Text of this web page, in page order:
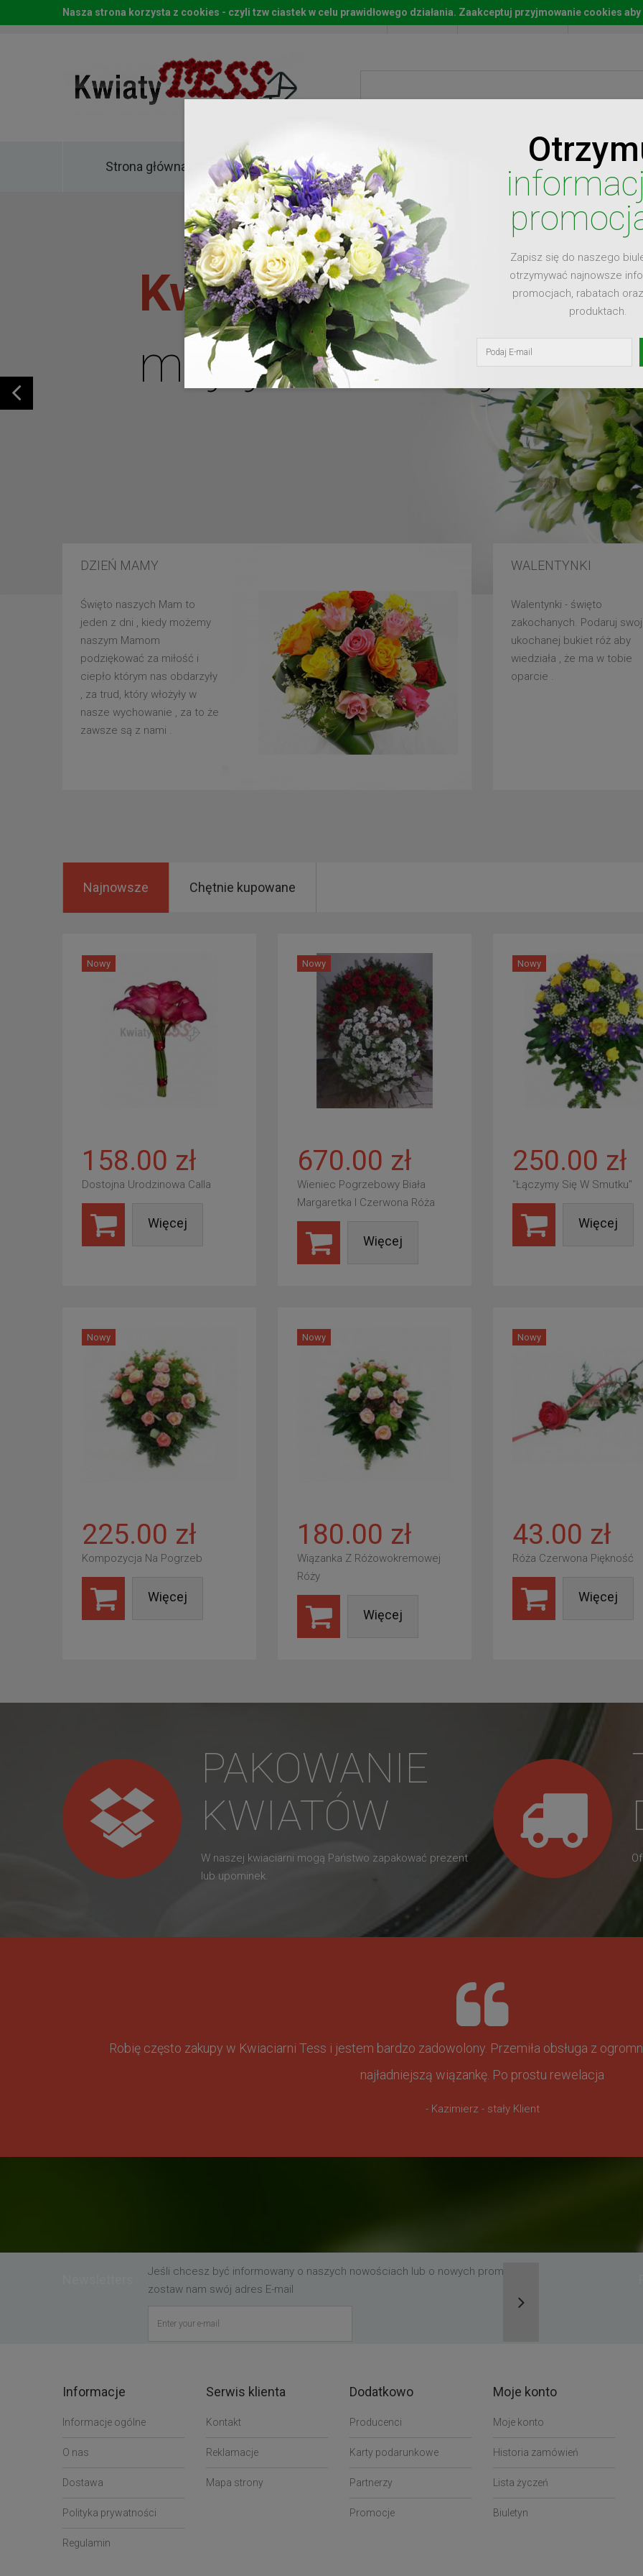
Start Moje konto Lista
Strona główna Kwiaty
Kwiaty dla
mojej ukochanej
DZIEŃ MAMY
Święto naszych Mam to
jeden z dni , kiedy możemy
naszym Mamom
podziękować za miłość i
ciepło którym nas obdarzyły
, za trud, który włożyły w
nasze wychowanie , za to że
zawsze są z nami .
WALENTYNKI
Walentynki - święto
zakochanych. Podaruj
ukochanej bukiet róż aby
wiedziała , że ma w tobie
oparcie .
Zapisz się do naszego
otrzymywać najnowsze
promocjach, rabatach
produktach.
Najnowsze Chętnie kupowane
Nowy
158.00 zł
Dostojna Urodzinowa Calla
Więcej
Nowy
670.00 zł
Wieniec Pogrzebowy Biała
Margaretka I Czerwona Róża
Więcej
Nowy
250.00 zł
"Łączymy Się W Smutku"
Więcej
Nowy
225.00 zł
Kompozycja Na Pogrzeb
Więcej
Nowy
180.00 zł
Wiązanka Z Różowokremowej
Róży
Więcej
Nowy
43.00 zł
Róża Czerwona Piękność
Więcej
PAKOWANIE
KWIATÓW
W naszej kwiaciarni mogą Państwo zapakować prezent
lub upominek.
Robię często zakupy w Kwiaciarni Tess i jestem bardzo zadowolony. Przemiła obsługa z
najładniejszą wiązankę. Po prostu rewelacja
- Kazimierz - stały Klient
Jeśli chcesz być informowany o naszych nowościach lub o nowych promocjach,
zostaw nam swój adres E-mail
Nasza strona korzysta z cookies - czyli tzw ciastek w celu prawidłowego działania. Zaakceptuj przyjmowanie cookies
Informacje
Informacje ogólne
O nas
Dostawa
Polityka prywatności
Regulamin
Serwis klienta
Kontakt
Reklamacje
Mapa strony
Dodatkowo
Producenci
Karty podarunkowe
Partnerzy
Promocje
Moje konto
Moje konto
Historia zamówień
Lista życzeń
Biuletyn